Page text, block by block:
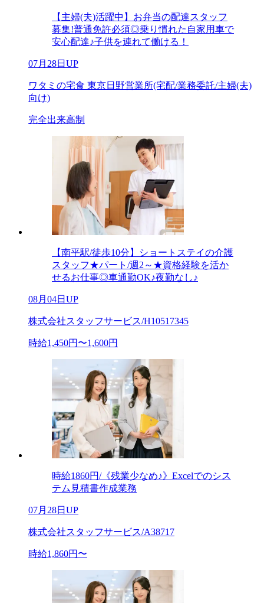
【主婦(夫)活躍中】お弁当の配達スタッフ
募集!普通免許必須◎乗り慣れた自家用車で
安心配達♪子供を連れて働ける！
07月28日UP
ワタミの宅食 東京日野営業所(宅配/業務委託/主婦(夫)
向け)
完全出来高制
【南平駅/徒歩10分】ショートステイの介護
スタッフ★パート/週2～★資格経験を活か
せるお仕事◎車通勤OK♪夜勤なし♪
08月04日UP
株式会社スタッフサービス/H10517345
時給1,450円〜1,600円
時給1860円/《残業少なめ♪》Excelでのシス
テム見積書作成業務
07月28日UP
株式会社スタッフサービス/A38717
時給1,860円〜